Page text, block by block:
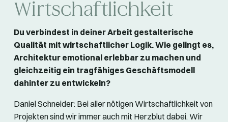
Wirtschaftlichkeit
Du verbindest in deiner Arbeit gestalterische
Qualität mit wirtschaftlicher Logik. Wie gelingt es,
Architektur emotional erlebbar zu machen und
gleichzeitig ein tragfähiges Geschäftsmodell
dahinter zu entwickeln?
Daniel Schneider: Bei aller nötigen Wirtschaftlichkeit von
Projekten sind wir immer auch mit Herzblut dabei. Wir